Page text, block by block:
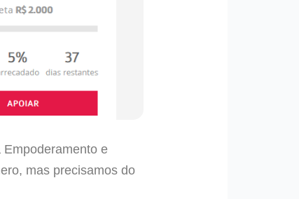
Empoderamento e
mas precisamos do